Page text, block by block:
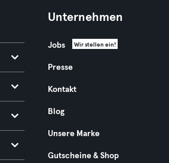
Unternehmen
Jobs Wir stellen ein!
Presse
Kontakt
Blog
Unsere Marke
Gutscheine & Shop